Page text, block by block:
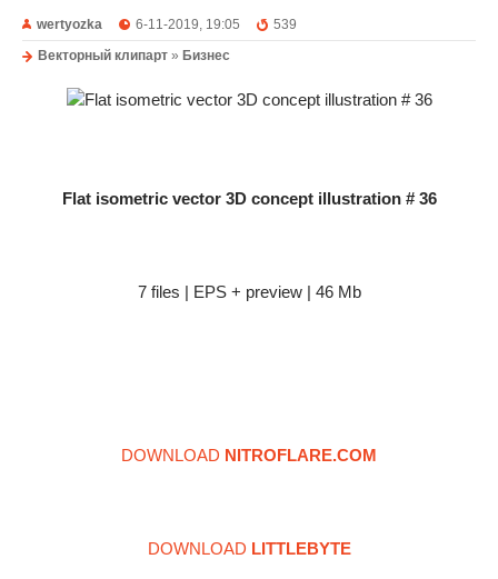
wertyozka 6-11-2019, 19:05
539
Векторный клипарт » Бизнес
Flat isometric vector 3D concept illustration # 36
7 files | EPS + preview | 46 Mb
DOWNLOAD NITROFLARE.COM
DOWNLOAD LITTLEBYTE